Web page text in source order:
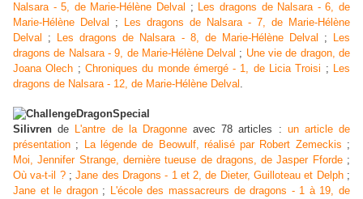
Nalsara - 5, de Marie-Hélène Delval ; Les dragons de Nalsara - 6, de
Marie-Hélène Delval
;
Les dragons de Nalsara - 7, de Marie-Hélène
Delval
; Les dragons de Nalsara - 8, de Marie-Hélène Delval ;
Les
dragons de Nalsara - 9, de Marie-Hélène Delval ; Une vie de dragon, de
Joana Olech ; Chroniques du monde émergé - 1, de Licia Troisi ; Les
dragons de Nalsara - 12, de Marie-Hélène Delval .
Silivren de L'antre de la Dragonneavec 78 articles : un article de
présentation ; La légende de Beowulf, réalisé par Robert Zemeckis ;
Moi, Jennifer Strange, dernière tueuse de dragons, de Jasper Fforde;
Où va-t-il ?;Jane des Dragons - 1 et 2, de Dieter, Guilloteau et Delph;
Jane et le dragon; L'école des massacreurs de dragons - 1 à 19, de